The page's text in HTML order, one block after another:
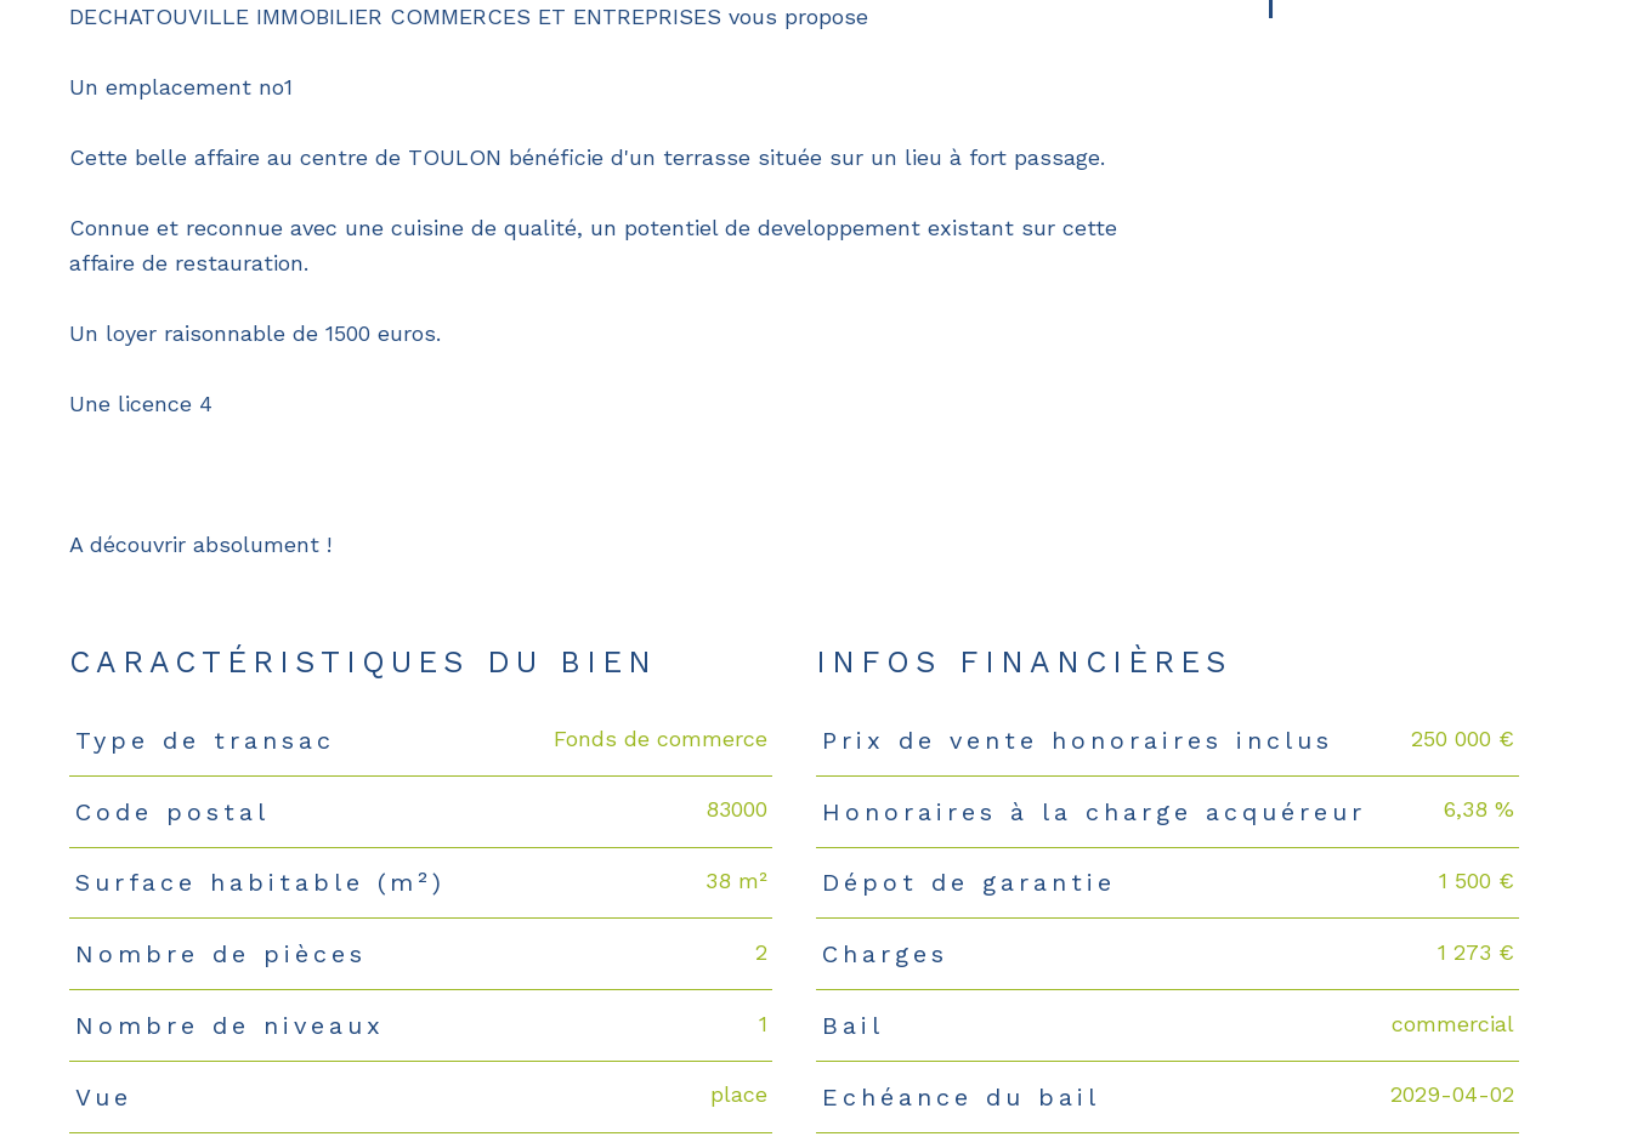
DECHATOUVILLE IMMOBILIER COMMERCES ET ENTREPRISES vous propose
Un emplacement no1
Cette belle affaire au centre de TOULON bénéficie d'un terrasse située sur un lieu à fort passage.
Connue et reconnue avec une cuisine de qualité, un potentiel de developpement existant sur cette
affaire de restauration.
Un loyer raisonnable de 1500 euros.
Une licence 4
A découvrir absolument !
CARACTÉRISTIQUES DU BIEN
Caractéristiques Valeurs
Type de transac Fonds de commerce
Code postal 83000
Surface habitable (m²) 38 m²
Nombre de pièces 2
Nombre de niveaux 1
Vue place
INFOS FINANCIÈRES
Caractéristiques Valeurs
Prix de vente honoraires inclus 250 000 €
Honoraires à la charge acquéreur 6,38 %
Dépot de garantie 1 500 €
Charges 1 273 €
Bail commercial
Echéance du bail 2029-04-02